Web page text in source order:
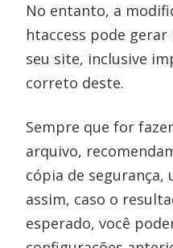
No entanto, a
htaccess pode
seu site, inclusive
correto deste.
Sempre que for
arquivo,
cópia de segurança,
assim, caso o
esperado, você